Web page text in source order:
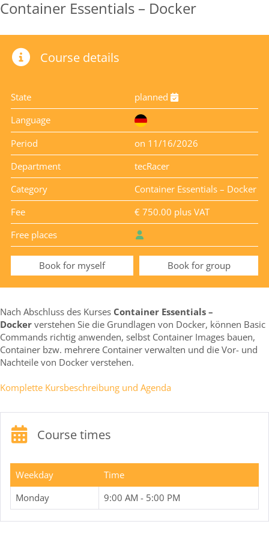
Container Essentials – Docker
Course details
State
planned
Language
Period
on 11/16/2026
Department
tecRacer
Category
Container Essentials – Docker
Fee
€ 750.00 plus VAT
Free places
Book for myself Book for group
Nach Abschluss des Kurses Container Essentials –
Docker verstehen Sie die Grundlagen von Docker, können Basic
Commands richtig anwenden, selbst Container Images bauen,
Container bzw. mehrere Container verwalten und die Vor- und
Nachteile von Docker verstehen.
Komplette Kursbeschreibung und Agenda
Course times
Weekday
Time
Monday
9:00 AM - 5:00 PM